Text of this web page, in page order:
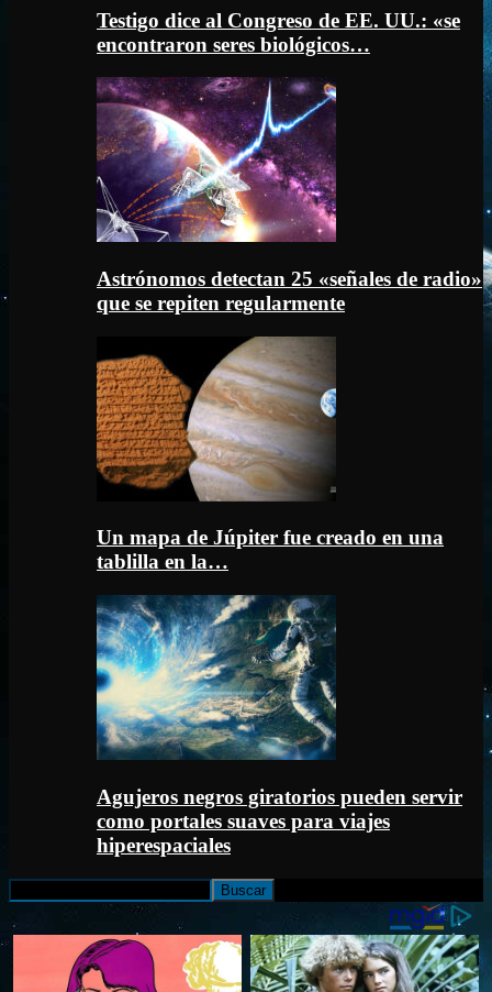
Testigo dice al Congreso de EE. UU.: «se
encontraron seres biológicos…
Astrónomos detectan 25 «señales de radio»
que se repiten regularmente
Un mapa de Júpiter fue creado en una
tablilla en la…
Agujeros negros giratorios pueden servir
como portales suaves para viajes
hiperespaciales